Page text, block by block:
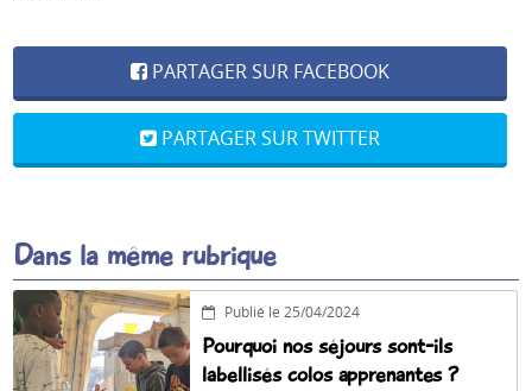
PARTAGER SUR FACEBOOK
PARTAGER SUR TWITTER
Dans la même rubrique
Publié le 25/04/2024
Pourquoi nos séjours sont-ils
labellisés colos apprenantes ?